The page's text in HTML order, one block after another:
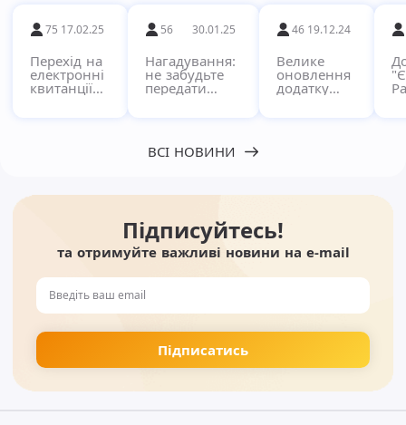
75 17.02.25
Перехід на
електронні
квитанції
56 30.01.25
Нагадування:
не забудьте
передати
46 19.12.24
Велике
оновлення
додатку
ВСІ НОВИНИ
Підписуйтесь!
та отримуйте важливі новини на e-mail